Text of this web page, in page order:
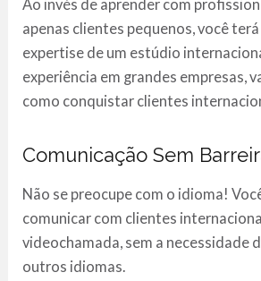
Ao invés de aprender com
apenas clientes pequenos, você terá
expertise de um estúdio
experiência em grandes empresas,
como conquistar clientes
Comunicação Sem
Não se preocupe com o idioma!
comunicar com clientes
videochamada, sem a necessidade
outros idiomas.